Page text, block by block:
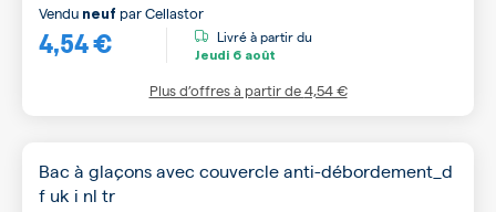
4,54 €
Vendu neuf parCellastor
Livré à partir du
Jeudi 6 août
Plus d’offres à partir de4,54 €
Bac à glaçons avec couvercle anti-débordement_d
f uk i nl tr